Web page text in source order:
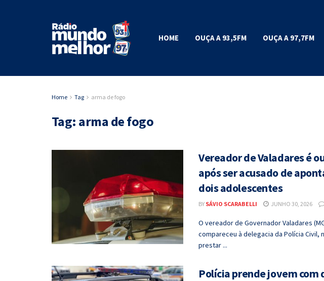
HOME OUÇA A 93,5FM OUÇA A 97,7FM
Home Tag arma de fogo
Tag: arma de fogo
Vereador de Valadares é
após ser acusado de
dois adolescentes
BY SÁVIO SCARABELLI JUNHO 30, 2026
O vereador de Governador Valadares
compareceu à delegacia da Polícia Civil,
prestar ...
Polícia prende jovem com